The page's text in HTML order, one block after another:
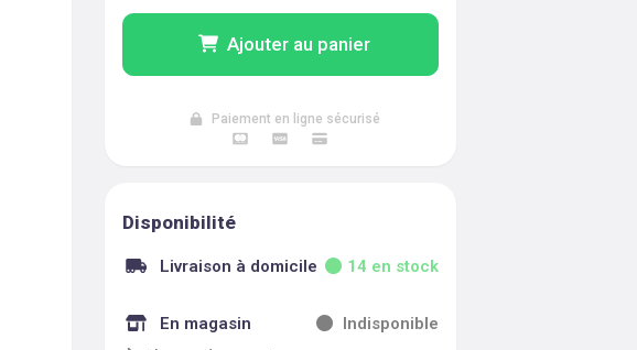
Ajouter au panier
Paiement en ligne sécurisé
Disponibilité
Livraison à domicile 14 en stock
En magasin Indisponible